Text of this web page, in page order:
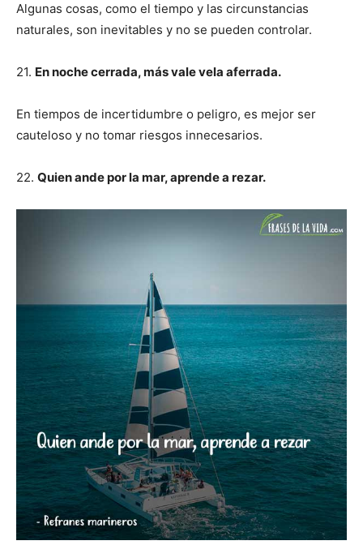
Algunas cosas, como el tiempo y las circunstancias
naturales, son inevitables y no se pueden controlar.
21. En noche cerrada, más vale vela aferrada.
En tiempos de incertidumbre o peligro, es mejor ser
cauteloso y no tomar riesgos innecesarios.
22. Quien ande por la mar, aprende a rezar.